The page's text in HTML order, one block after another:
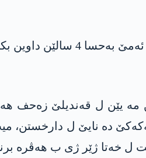
د ڤێ نڤیسێ ده‌ ئه‌مێ زێده‌ به‌حسا دیرۆكا په‌كه‌كێ و
مه‌ یێن ل قه‌ندیلێ زه‌حف
په‌كه‌كێ ده‌ نایێ ل
ل خه‌تا ژێر ژی ب هه‌ڤره‌